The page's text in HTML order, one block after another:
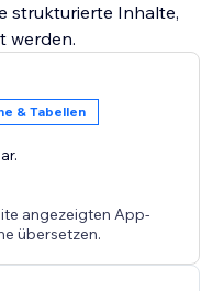
strukturierte Inhalte,
werden.
& Tabellen
angezeigten App-
übersetzen.